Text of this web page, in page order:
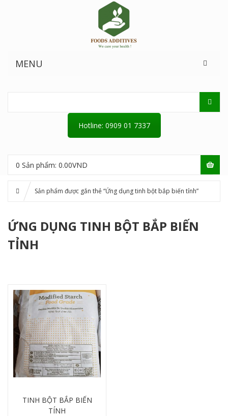
MENU
Hotline: 0909 01 7337
0 Sản phẩm: 0.00VND
Sản phẩm được gắn thẻ “Ứng dụng tinh bột bắp biến tỉnh”
ỨNG DỤNG TINH BỘT BẮP BIẾN
TỈNH
TINH BỘT BẮP BIẾN
TÍNH